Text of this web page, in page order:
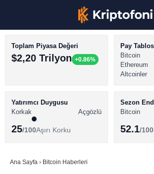
BİTCOİN HABERLERİ
ALTCOİN HABERLERİ
SÖZLÜK
Toplam Piyasa Değeri
$2,20 Trilyon +0.86%
Pay
Bitcoin
Ethereum
Altcoinler
Yatırımcı Duygusu
Korkak
Açgözlü
25/100Aşırı Korku
Sezon
Bitcoin
52.1/100
Ana Sayfa › Bitcoin Haberleri